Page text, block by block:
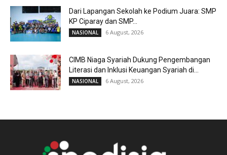
Dari Lapangan Sekolah ke Podium Juara: SMP
KP Ciparay dan SMP...
NASIONAL 6 August, 2026
CIMB Niaga Syariah Dukung Pengembangan
Literasi dan Inklusi Keuangan Syariah di...
NASIONAL 6 August, 2026